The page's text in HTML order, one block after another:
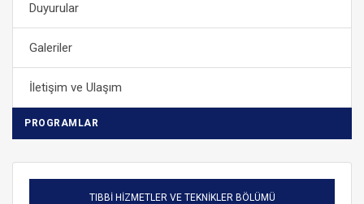
Duyurular
Galeriler
İletişim ve Ulaşım
PROGRAMLAR
TIBBİ HİZMETLER VE TEKNİKLER BÖLÜMÜ